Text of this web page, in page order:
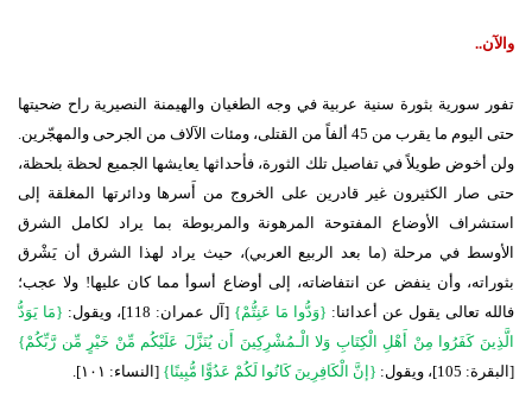
والآن..
تفور سورية بثورة سنية عربية في وجه الطغيان والهيمنة النصيرية راح ضحيتها
حتى اليوم ما يقرب من 45 ألفاً من القتلى، ومئات الآلاف من الجرحى والمهجّرين.
ولن أخوض طويلاً في تفاصيل تلك الثورة، فأحداثها يعايشها الجميع لحظة بلحظة،
حتى صار الكثيرون غير قادرين على الخروج من أَسرها ودائرتها المغلقة إلى
استشراف الأوضاع المفتوحة المرهونة والمربوطة بما يراد لكامل الشرق
الأوسط في مرحلة (ما بعد الربيع العربي)، حيث يراد لهذا الشرق أن يَشْرق
بثوراته، وأن ينفض عن انتفاضاته، إلى أوضاع أسوأ مما كان عليها! ولا عجب؛
فالله تعالى يقول عن أعدائنا: {وَدُّوا مَا عَنِتُّمْ} [آل عمران: 118]، ويقول:
{مَا يَوَدُّ
الَّذِينَ كَفَرُوا مِنْ أَهْلِ الْكِتَابِ وَلا الْـمُشْرِكِينَ أَن يُنَزَّلَ عَلَيْكُم مِّنْ خَيْرٍ مِّن رَّبِّكُمْ}
[البقرة: 105]، ويقول:
{إنَّ الْكَافِرِينَ كَانُوا لَكُمْ عَدُوًّا مُّبِينًا} [النساء: ١٠١].